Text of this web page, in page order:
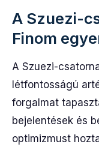
A Szuezi-
Finom
A Szuezi-
létfontosságú
forgalmat
bejelentések és
optimizmust